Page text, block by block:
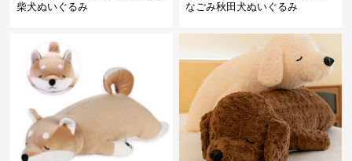
柴犬ぬいぐるみ
なごみ秋田犬ぬいぐるみ